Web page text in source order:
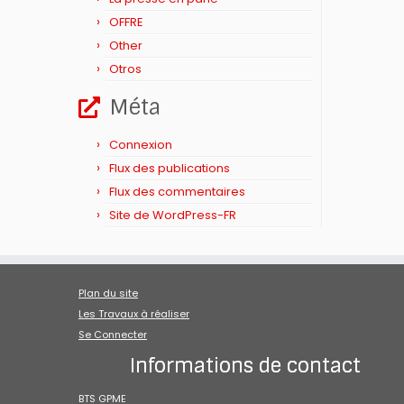
OFFRE
Other
Otros
Méta
Connexion
Flux des publications
Flux des commentaires
Site de WordPress-FR
Plan du site
Les Travaux à réaliser
Se Connecter
Informations de contact
BTS GPME